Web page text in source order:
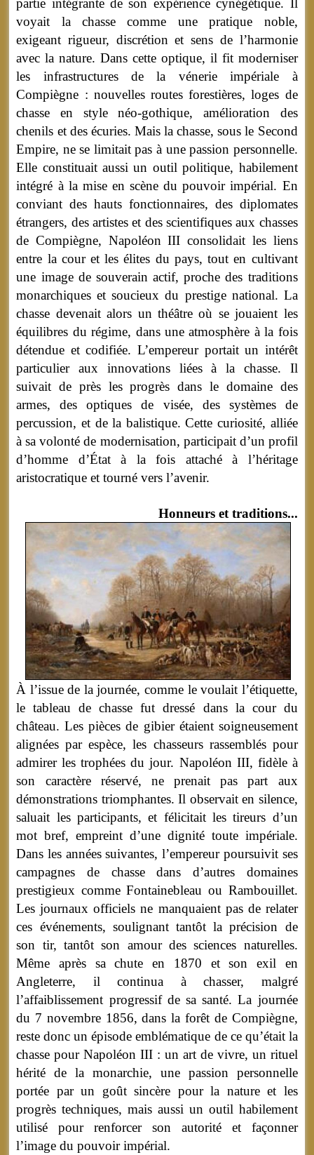
partie intégrante de son expérience cynégétique. Il
voyait la chasse comme une pratique noble,
exigeant rigueur, discrétion et sens de l’harmonie
avec la nature. Dans cette optique, il fit moderniser
les infrastructures de la vénerie impériale à
Compiègne : nouvelles routes forestières, loges de
chasse en style néo-gothique, amélioration des
chenils et des écuries. Mais la chasse, sous le Second
Empire, ne se limitait pas à une passion personnelle.
Elle constituait aussi un outil politique, habilement
intégré à la mise en scène du pouvoir impérial. En
conviant des hauts fonctionnaires, des diplomates
étrangers, des artistes et des scientifiques aux chasses
de Compiègne, Napoléon III consolidait les liens
entre la cour et les élites du pays, tout en cultivant
une image de souverain actif, proche des traditions
monarchiques et soucieux du prestige national. La
chasse devenait alors un théâtre où se jouaient les
équilibres du régime, dans une atmosphère à la fois
détendue et codifiée. L’empereur portait un intérêt
particulier aux innovations liées à la chasse. Il
suivait de près les progrès dans le domaine des
armes, des optiques de visée, des systèmes de
percussion, et de la balistique. Cette curiosité, alliée
à sa volonté de modernisation, participait d’un profil
d’homme d’État à la fois attaché à l’héritage
aristocratique et tourné vers l’avenir.
Honneurs et traditions...
À l’issue de la journée, comme le voulait l’étiquette,
le tableau de chasse fut dressé dans la cour du
château. Les pièces de gibier étaient soigneusement
alignées par espèce, les chasseurs rassemblés pour
admirer les trophées du jour. Napoléon III, fidèle à
son caractère réservé, ne prenait pas part aux
démonstrations triomphantes. Il observait en silence,
saluait les participants, et félicitait les tireurs d’un
mot bref, empreint d’une dignité toute impériale.
Dans les années suivantes, l’empereur poursuivit ses
campagnes de chasse dans d’autres domaines
prestigieux comme Fontainebleau ou Rambouillet.
Les journaux officiels ne manquaient pas de relater
ces événements, soulignant tantôt la précision de
son tir, tantôt son amour des sciences naturelles.
Même après sa chute en 1870 et son exil en
Angleterre, il continua à chasser, malgré
l’affaiblissement progressif de sa santé. La journée
du 7 novembre 1856, dans la forêt de Compiègne,
reste donc un épisode emblématique de ce qu’était la
chasse pour Napoléon III : un art de vivre, un rituel
hérité de la monarchie, une passion personnelle
portée par un goût sincère pour la nature et les
progrès techniques, mais aussi un outil habilement
utilisé pour renforcer son autorité et façonner
l’image du pouvoir impérial.